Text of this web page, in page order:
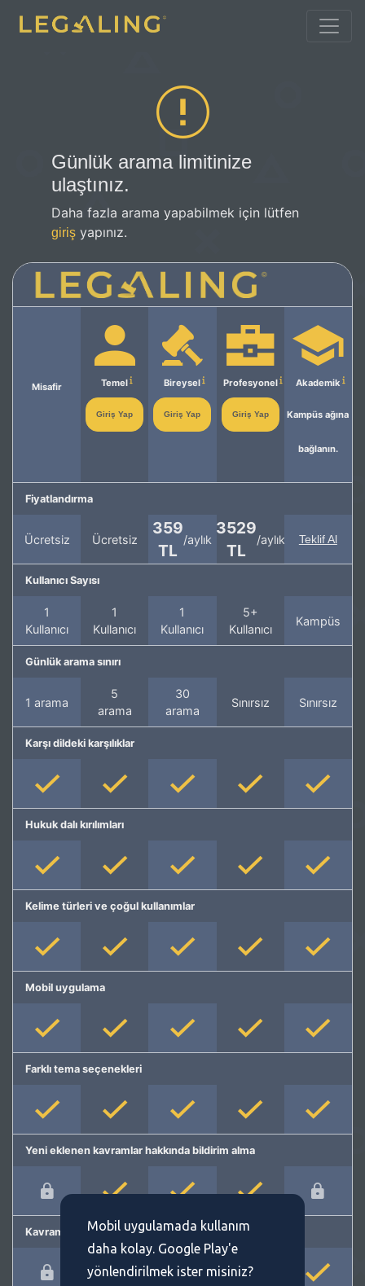
Günlük arama limitinize
ulaştınız.
Daha fazla arama yapabilmek için lütfen
giriş yapınız.
Misafir Temel
Giriş Yap
Bireysel
Giriş Yap
Profesyonel
Giriş Yap
Akademik
Kampüs ağına
bağlanın.
Fiyatlandırma
Ücretsiz Ücretsiz
359
TL
/aylık
3529
TL
/aylık Teklif Al
Kullanıcı Sayısı
1
Kullanıcı
1
Kullanıcı
1
Kullanıcı
5+
Kullanıcı
Kampüs
Günlük arama sınırı
1 arama
5
arama
30
arama
Sınırsız Sınırsız
Karşı dildeki karşılıklar
Hukuk dalı kırılımları
Kelime türleri ve çoğul kullanımlar
Mobil uygulama
Farklı tema seçenekleri
Yeni eklenen kavramlar hakkında bildirim alma
Kavram önermeMobil uygulamada kullanım
daha kolay. Google Play'e
yönlendirilmek ister misiniz?